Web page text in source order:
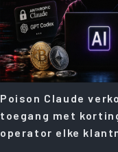
Poison Claude
toegang met
operator elke